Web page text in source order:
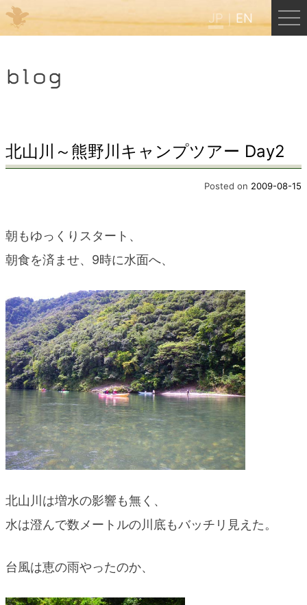
JP EN
HOME
くまのバックパッカーズ
blog
blog
北山川～熊野川キャンプツアー Day2
Posted on 2009-08-15
朝もゆっくりスタート、
朝食を済ませ、9時に水面へ、
北山川は増水の影響も無く、
水は澄んで数メートルの川底もバッチリ見えた。
台風は恵の雨やったのか、